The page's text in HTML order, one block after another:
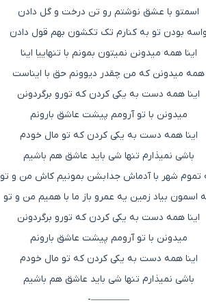
اسمتو با عشق نوشتم رو تن درخت و گل دادن
واسه بودن تو به کنارم تک تکشون بهم قول دادن
اینا همه میدونن نمیتون بمونم با تنهاییا اینا
همه میدونن که من چقدر دیوونم حق با ایناست
اینا همه دست به یکی کردن که تورو برگردونن
میدونن با تو آرومم پیشت عاشق بارونم
اینا همه دست به یکی کردن که تو مال خودم
باشی نمیذارم تنها شی باید عاشق هم باشیم
تموم شهر با آدماش جدا بشن بمونیم کاش من و تو
اسمون بیاد زمین یه عمرو باز ما با همیم من و تو
اینا همه دست به یکی کردن که تورو برگردونن
میدونن با تو آرومم پیشت عاشق بارونم
اینا همه دست به یکی کردن که تو مال خودم
باشی نمیذارم تنها شی باید عاشق هم باشیم
————-